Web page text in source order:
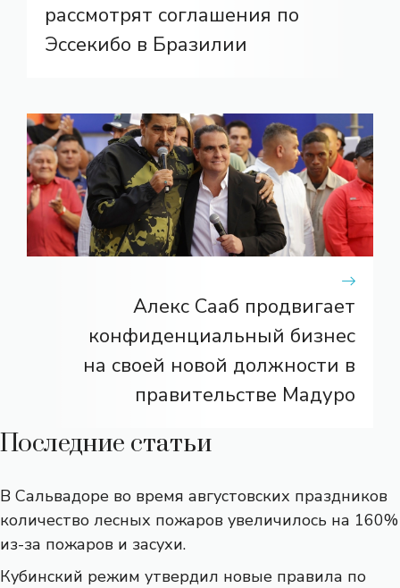
рассмотрят соглашения по
Эссекибо в Бразилии
Алекс Сааб продвигает
конфиденциальный бизнес
на своей новой должности в
правительстве Мадуро
Последние статьи
В Сальвадоре во время августовских праздников
количество лесных пожаров увеличилось на 160%
из-за пожаров и засухи.
Кубинский режим утвердил новые правила по